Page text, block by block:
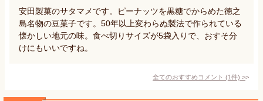
安田製菓のサタマメです。ピーナッツを黒糖でからめた徳之
島名物の豆菓子です。50年以上変わらぬ製法で作られている
懐かしい地元の味。食べ切りサイズが5袋入りで、おすそ分
けにもいいですね。
全てのおすすめコメント (1件) >